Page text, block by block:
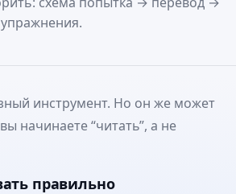
инструмент. Но он же может
начинаете “читать”, а не
правильно